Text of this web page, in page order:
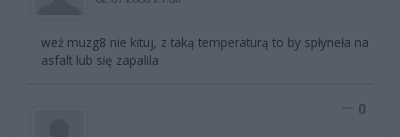
weź muzg8 nie kituj, z taką temperaturą to by spłyneła na
asfalt lub się zapalila
0